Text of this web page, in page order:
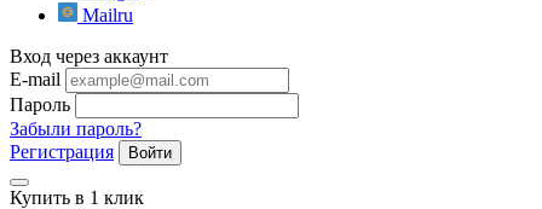
Mailru
Вход через аккаунт
E-mail
Пароль
Забыли пароль?
Регистрация
Войти
Купить в 1 клик